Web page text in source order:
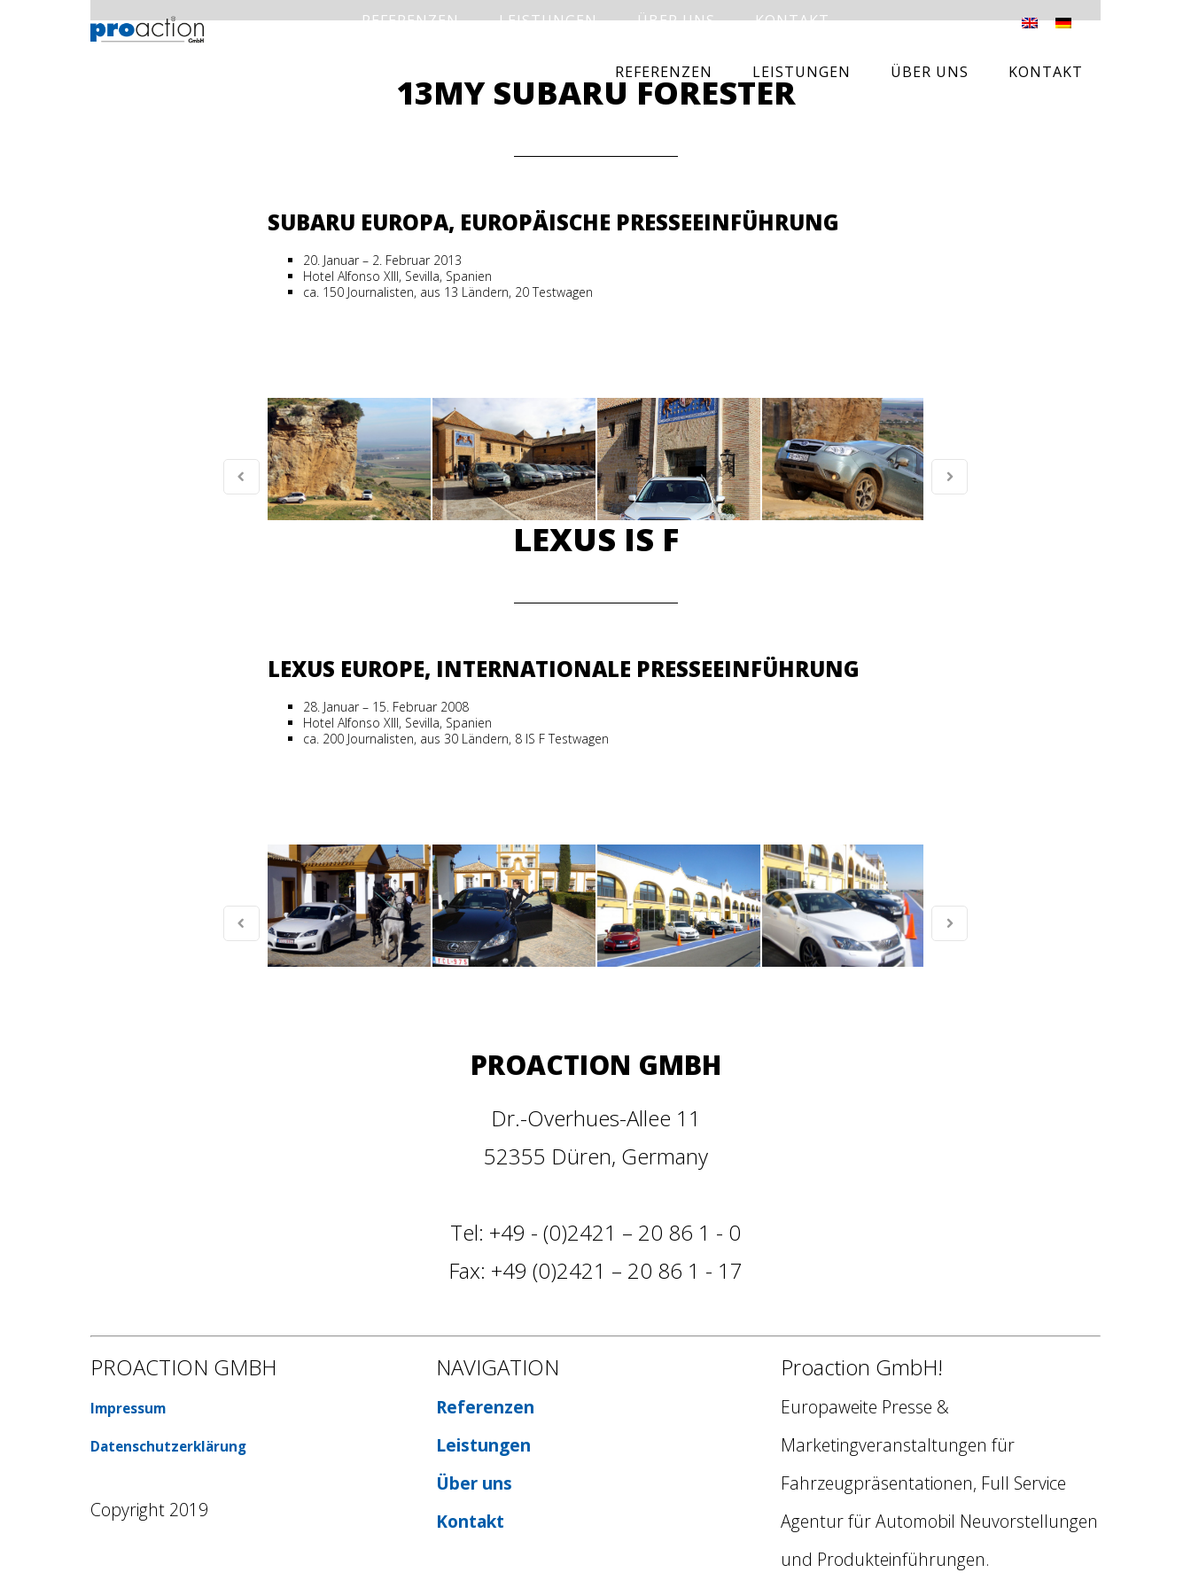
REFERENZEN LEISTUNGEN ÜBER UNS KONTAKT
REFERENZEN LEISTUNGEN ÜBER UNS KONTAKT
13MY SUBARU FORESTER
SUBARU EUROPA, EUROPÄISCHE PRESSEEINFÜHRUNG
20. Januar – 2. Februar 2013
Hotel Alfonso XIII, Sevilla, Spanien
ca. 150 Journalisten, aus 13 Ländern, 20 Testwagen
LEXUS IS F
LEXUS EUROPE, INTERNATIONALE PRESSEEINFÜHRUNG
28. Januar – 15. Februar 2008
Hotel Alfonso XIII, Sevilla, Spanien
ca. 200 Journalisten, aus 30 Ländern, 8 IS F Testwagen
PROACTION GMBH
Dr.-Overhues-Allee 11
52355 Düren, Germany
Tel: +49 - (0)2421 – 20 86 1 - 0
Fax: +49 (0)2421 – 20 86 1 - 17
PROACTION GMBH
Impressum
Datenschutzerklärung
Copyright 2019
NAVIGATION
Referenzen
Leistungen
Über uns
Kontakt
Proaction GmbH!
Europaweite Presse &
Marketingveranstaltungen für
Fahrzeugpräsentationen, Full Service
Agentur für Automobil Neuvorstellungen
und Produkteinführungen.